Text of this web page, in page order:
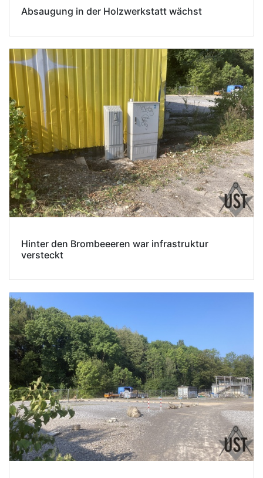
Absaugung in der Holzwerkstatt wächst
Hinter den Brombeeeren war infrastruktur
versteckt